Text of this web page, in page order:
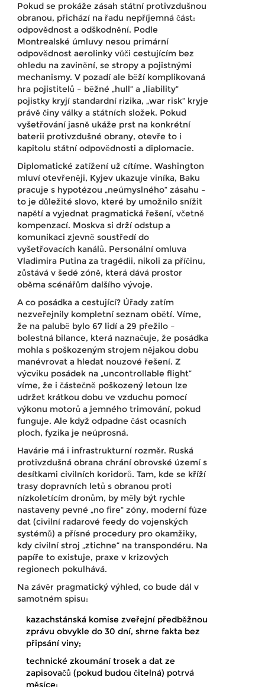
Pokud se prokáže zásah státní protivzdušnou
obranou, přichází na řadu nepříjemná část:
odpovědnost a odškodnění. Podle
Montrealské úmluvy nesou primární
odpovědnost aerolinky vůči cestujícím bez
ohledu na zavinění, se stropy a pojistnými
mechanismy. V pozadí ale běží komplikovaná
hra pojistitelů – běžné „hull“ a „liability“
pojistky kryjí standardní rizika, „war risk“ kryje
právě činy války a státních složek. Pokud
vyšetřování jasně ukáže prst na konkrétní
baterii protivzdušné obrany, otevře to i
kapitolu státní odpovědnosti a diplomacie.
Diplomatické zatížení už cítíme. Washington
mluví otevřeněji, Kyjev ukazuje viníka, Baku
pracuje s hypotézou „neúmyslného“ zásahu –
to je důležité slovo, které by umožnilo snížit
napětí a vyjednat pragmatická řešení, včetně
kompenzací. Moskva si drží odstup a
komunikaci zjevně soustředí do
vyšetřovacích kanálů. Personální omluva
Vladimira Putina za tragédii, nikoli za příčinu,
zůstává v šedé zóně, která dává prostor
oběma scénářům dalšího vývoje.
A co posádka a cestující? Úřady zatím
nezveřejnily kompletní seznam obětí. Víme,
že na palubě bylo 67 lidí a 29 přežilo –
bolestná bilance, která naznačuje, že posádka
mohla s poškozeným strojem nějakou dobu
manévrovat a hledat nouzové řešení. Z
výcviku posádek na „uncontrollable flight“
víme, že i částečně poškozený letoun lze
udržet krátkou dobu ve vzduchu pomocí
výkonu motorů a jemného trimování, pokud
funguje. Ale když odpadne část ocasních
ploch, fyzika je neúprosná.
Havárie má i infrastrukturní rozměr. Ruská
protivzdušná obrana chrání obrovské území s
desítkami civilních koridorů. Tam, kde se kříží
trasy dopravních letů s obranou proti
nízkoletícím dronům, by měly být rychle
nastaveny pevné „no fire“ zóny, moderní fúze
dat (civilní radarové feedy do vojenských
systémů) a přísné procedury pro okamžiky,
kdy civilní stroj „ztichne“ na transpondéru. Na
papíře to existuje, praxe v krizových
regionech pokulhává.
Na závěr pragmatický výhled, co bude dál v
samotném spisu:
kazachstánská komise zveřejní předběžnou
zprávu obvykle do 30 dní, shrne fakta bez
připsání viny;
technické zkoumání trosek a dat ze
zapisovačů (pokud budou čitelná) potrvá
měsíce;